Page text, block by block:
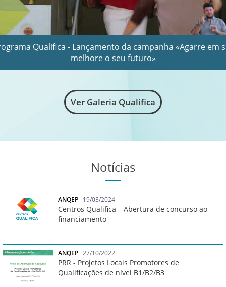
Qualifica - Lançamento da campanha «Agarre em
melhore o seu futuro»
Ver Galeria Qualifica
Notícias
ANQEP 19/03/2024
Centros Qualifica – Abertura de concurso ao
financiamento
ANQEP 27/10/2022
PRR - Projetos Locais Promotores de
Qualificações de nível B1/B2/B3